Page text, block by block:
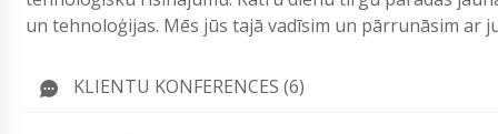
un tehnoloģijas. Mēs jūs tajā vadīsim un pārrunāsim ar
KLIENTU KONFERENCES (6)